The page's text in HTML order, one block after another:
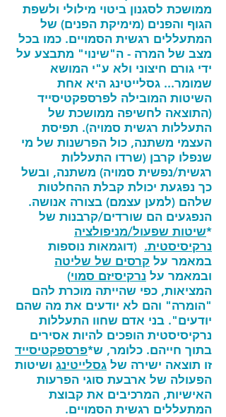
ממושכת לסגנון ביטוי מילולי ולשפת
הגוף והפנים (מימיקת הפנים) של
המתעללים רגשית הסמויים. כמו בכל
מצב של המרה - ה"שינוי" מתבצע על
ידי גורם חיצוני ולא ע"י המושא
שמומר... גסלייטינג היא אחת
השיטות המובילה לפרספקטיסייד
(התוצאה לחשיפה ממושכת של
התעללות רגשית סמויה). תפיסת
העצמי משתנה, כול הפרשנות של מי
שנפלו קרבן (שרדו התעללות
רגשית/נפשית סמויה) משתנה, ובשל
כך נפגעת יכולת קבלת ההחלטות
שלהם (למען עצמם) בצורה אנושה.
הנפגעים הם שורדים/קרבנות של
*שיטות שפעול/מניפולציה
נרקיסיסטית. (דוגמאות נוספות
במאמר על קרסים של שליטה
ובמאמר על נרקיסיזם סמוי)
המציאות, כפי שהייתה מוכרת להם
"הומרה" והם לא יודעים את מה שהם
יודעים". בני אדם שחוו התעללות
נרקיסיסטית הופכים להיות אסירים
בתוך חייהם. כלומר, ש*פרספקטיסייד
זו תוצאה ישירה של גסלייטינג ושיטות
הפעולה של ארבעת סוגי הפרעות
האישיות, המרכיבים את קבוצת
המתעללים רגשית הסמויים.